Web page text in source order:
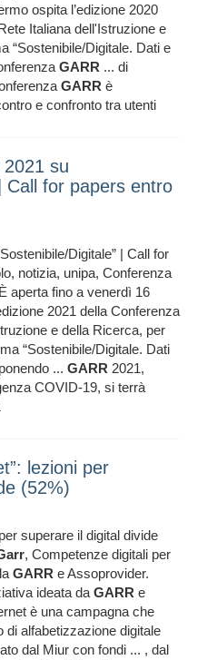
ospita l’edizione 2020
Italiana dell'Istruzione e
“Sostenibile/Digitale. Dati e
GARR ... di
GARR è
e confronto tra utenti
su
Call for papers entro
Digitale” | Call for
notizia, unipa, Conferenza
aperta fino a venerdì 16
2021 della Conferenza
e della Ricerca, per
“Sostenibile/Digitale. Dati
... GARR 2021,
COVID-19, si terrà
lezioni per
(52%)
superare il digital divide
, Competenze digitali per
GARR e Assoprovider.
ideata daGARR e
è una campagna che
di alfabetizzazione digitale
dal Miur con fondi ... , dal